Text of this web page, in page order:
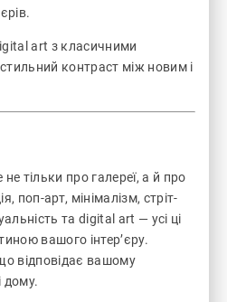
art з класичними
контраст між новим і
тільки про галереї, а й про
поп-арт, мінімалізм, стріт-
та digital art — усі ці
вашого інтер’єру.
відповідає вашому
дому.